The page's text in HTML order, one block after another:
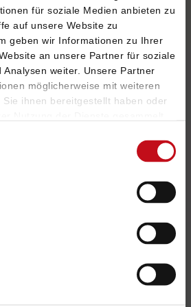
für soziale Medien anbieten zu
auf unsere Website zu
geben wir Informationen zu Ihrer
an unsere Partner für soziale
Analysen weiter. Unsere Partner
möglicherweise mit weiteren
ihnen bereitgestellt haben oder
nutzen.
JTL Shop & JTL
WaWi
& Projektmanagement
für Sie ist, hängt u. a. von
Zielen, Ihrer Zielgruppe
führen wir vor